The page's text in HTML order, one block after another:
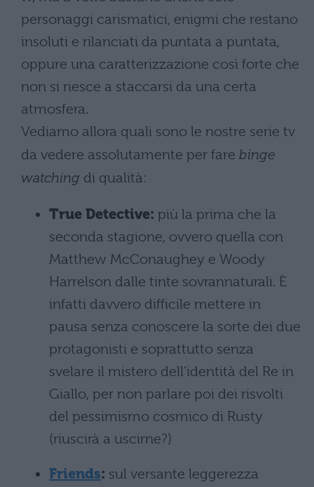
personaggi carismatici, enigmi che restano
insoluti e rilanciati da puntata a puntata,
oppure una caratterizzazione così forte che
non si riesce a staccarsi da una certa
atmosfera.
Vediamo allora quali sono le nostre serie tv
da vedere assolutamente per fare binge
watching di qualità:
True Detective: più la prima che la
seconda stagione, ovvero quella con
Matthew McConaughey e Woody
Harrelson dalle tinte sovrannaturali. È
infatti davvero difficile mettere in
pausa senza conoscere la sorte dei due
protagonisti e soprattutto senza
svelare il mistero dell’identità del Re in
Giallo, per non parlare poi dei risvolti
del pessimismo cosmico di Rusty
(riuscirà a uscirne?)
Friends: sul versante leggerezza